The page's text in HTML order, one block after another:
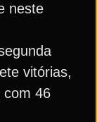
neste
vitórias,
com 46